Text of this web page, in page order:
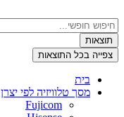
לתוכן
Search
...תוצאות
צפייה בכל התוצאות
בית
מסך טלוויזיה לפי יצרן
Fujicom